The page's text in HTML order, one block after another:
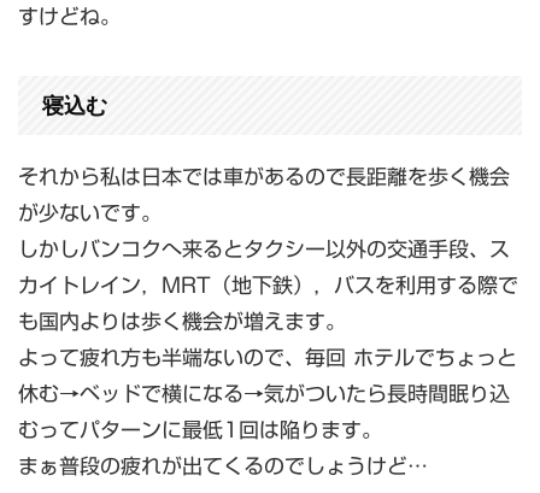
すけどね。
寝込む
それから私は日本では車があるので長距離を歩く機会
が少ないです。
しかしバンコクへ来るとタクシー以外の交通手段、ス
カイトレイン，MRT（地下鉄），バスを利用する際で
も国内よりは歩く機会が増えます。
よって疲れ方も半端ないので、毎回 ホテルでちょっと
休む→ベッドで横になる→気がついたら長時間眠り込
むってパターンに最低1回は陥ります。
まぁ普段の疲れが出てくるのでしょうけど…